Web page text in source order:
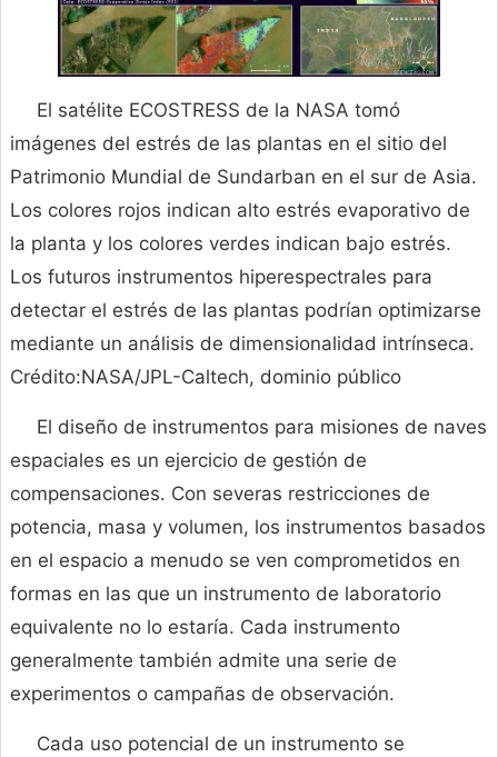
El satélite ECOSTRESS de la NASA tomó
imágenes del estrés de las plantas en el sitio del
Patrimonio Mundial de Sundarban en el sur de Asia.
Los colores rojos indican alto estrés evaporativo de
la planta y los colores verdes indican bajo estrés.
Los futuros instrumentos hiperespectrales para
detectar el estrés de las plantas podrían optimizarse
mediante un análisis de dimensionalidad intrínseca.
Crédito:NASA/JPL-Caltech, dominio público
El diseño de instrumentos para misiones de naves
espaciales es un ejercicio de gestión de
compensaciones. Con severas restricciones de
potencia, masa y volumen, los instrumentos basados
​​en el espacio a menudo se ven comprometidos en
formas en las que un instrumento de laboratorio
equivalente no lo estaría. Cada instrumento
generalmente también admite una serie de
experimentos o campañas de observación.
Cada uso potencial de un instrumento se